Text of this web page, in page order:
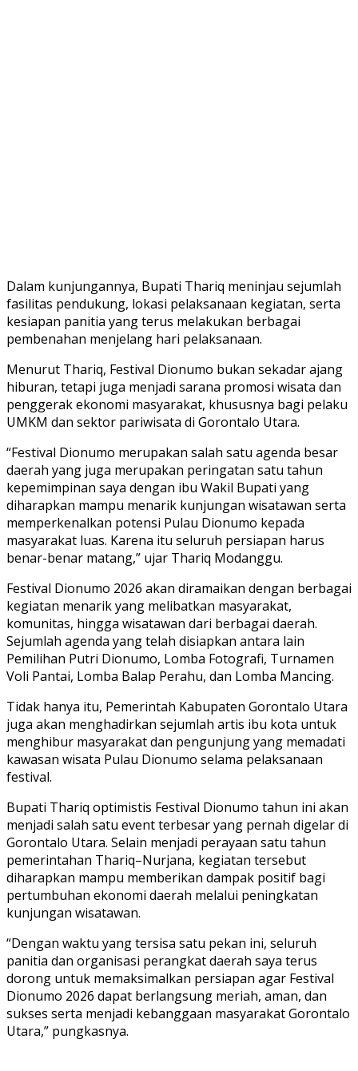
Dalam kunjungannya, Bupati Thariq meninjau sejumlah
fasilitas pendukung, lokasi pelaksanaan kegiatan, serta
kesiapan panitia yang terus melakukan berbagai
pembenahan menjelang hari pelaksanaan.
Menurut Thariq, Festival Dionumo bukan sekadar ajang
hiburan, tetapi juga menjadi sarana promosi wisata dan
penggerak ekonomi masyarakat, khususnya bagi pelaku
UMKM dan sektor pariwisata di Gorontalo Utara.
“Festival Dionumo merupakan salah satu agenda besar
daerah yang juga merupakan peringatan satu tahun
kepemimpinan saya dengan ibu Wakil Bupati yang
diharapkan mampu menarik kunjungan wisatawan serta
memperkenalkan potensi Pulau Dionumo kepada
masyarakat luas. Karena itu seluruh persiapan harus
benar-benar matang,” ujar Thariq Modanggu.
Festival Dionumo 2026 akan diramaikan dengan berbagai
kegiatan menarik yang melibatkan masyarakat,
komunitas, hingga wisatawan dari berbagai daerah.
Sejumlah agenda yang telah disiapkan antara lain
Pemilihan Putri Dionumo, Lomba Fotografi, Turnamen
Voli Pantai, Lomba Balap Perahu, dan Lomba Mancing.
Tidak hanya itu, Pemerintah Kabupaten Gorontalo Utara
juga akan menghadirkan sejumlah artis ibu kota untuk
menghibur masyarakat dan pengunjung yang memadati
kawasan wisata Pulau Dionumo selama pelaksanaan
festival.
Bupati Thariq optimistis Festival Dionumo tahun ini akan
menjadi salah satu event terbesar yang pernah digelar di
Gorontalo Utara. Selain menjadi perayaan satu tahun
pemerintahan Thariq–Nurjana, kegiatan tersebut
diharapkan mampu memberikan dampak positif bagi
pertumbuhan ekonomi daerah melalui peningkatan
kunjungan wisatawan.
“Dengan waktu yang tersisa satu pekan ini, seluruh
panitia dan organisasi perangkat daerah saya terus
dorong untuk memaksimalkan persiapan agar Festival
Dionumo 2026 dapat berlangsung meriah, aman, dan
sukses serta menjadi kebanggaan masyarakat Gorontalo
Utara,” pungkasnya.